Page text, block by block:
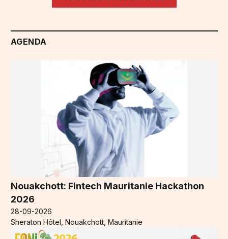
AGENDA
Nouakchott: Fintech Mauritanie Hackathon
2026
28-09-2026
Sheraton Hôtel, Nouakchott, Mauritanie